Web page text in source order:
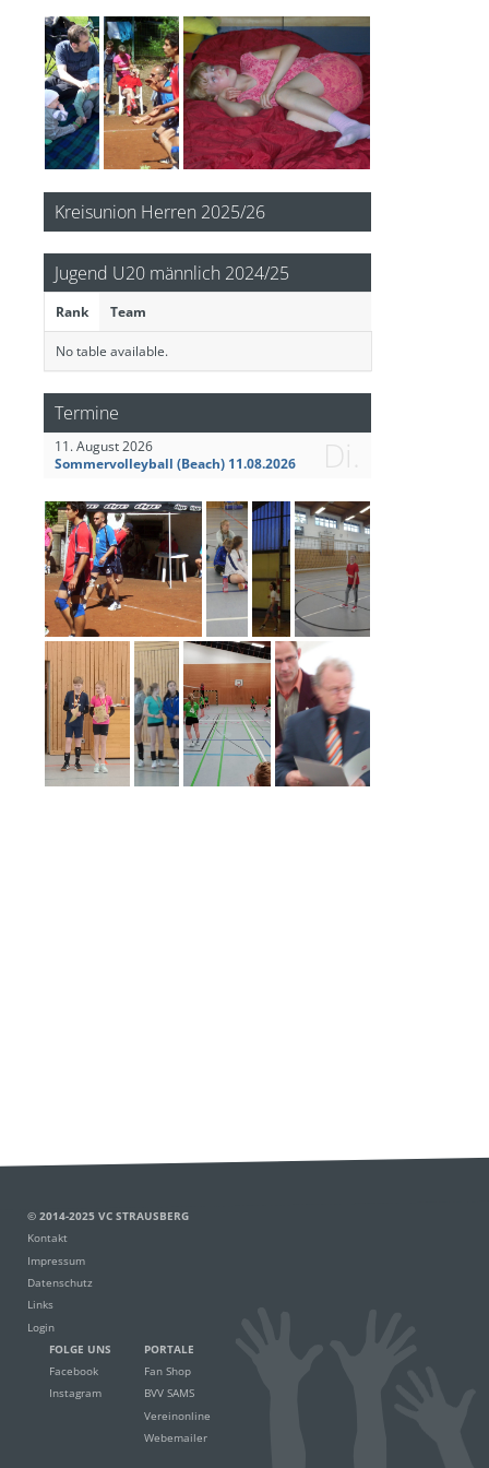
Kreisunion Herren 2025/26
Jugend U20 männlich 2024/25
Rank Team
No table available.
Termine
Di.
11. August 2026
Sommervolleyball (Beach) 11.08.2026
© 2014-2025 VC STRAUSBERG
Kontakt
Impressum
Datenschutz
Links
Login
FOLGE UNS
Facebook
Instagram
PORTALE
Fan Shop
BVV SAMS
Vereinonline
Webemailer